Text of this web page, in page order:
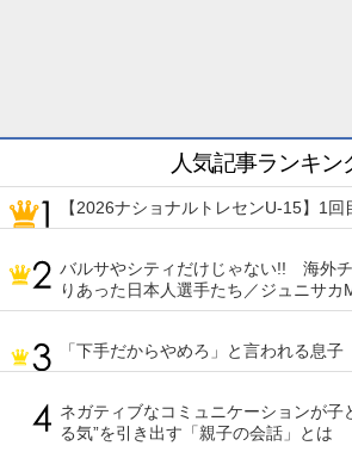
人気記事ランキン
【2026ナショナルトレセンU-15】1回
バルサやシティだけじゃない!! 海外
りあった日本人選手たち／ジュニサカ
「下手だからやめろ」と言われる息子
ネガティブなコミュニケーションが子
る気”を引き出す「親子の会話」とは